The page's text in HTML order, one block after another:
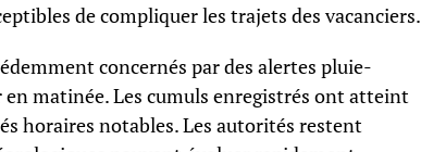
de compliquer les trajets des vacanciers.
concernés par des alertes pluie-
matinée. Les cumuls enregistrés ont atteint
horaires notables. Les autorités restent